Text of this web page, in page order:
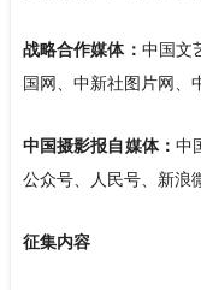
战略合作媒体： 中国文
国网、中新社图片网、
中国摄影报自媒体：中
公众号、人民号、新浪
征集内容